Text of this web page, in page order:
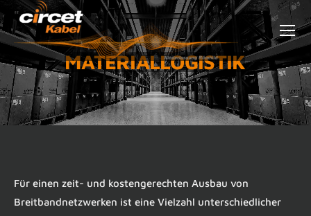
MATERIALLOGISTIK
Für einen zeit- und kostengerechten Ausbau von
Breitbandnetzwerken ist eine Vielzahl unterschiedlicher